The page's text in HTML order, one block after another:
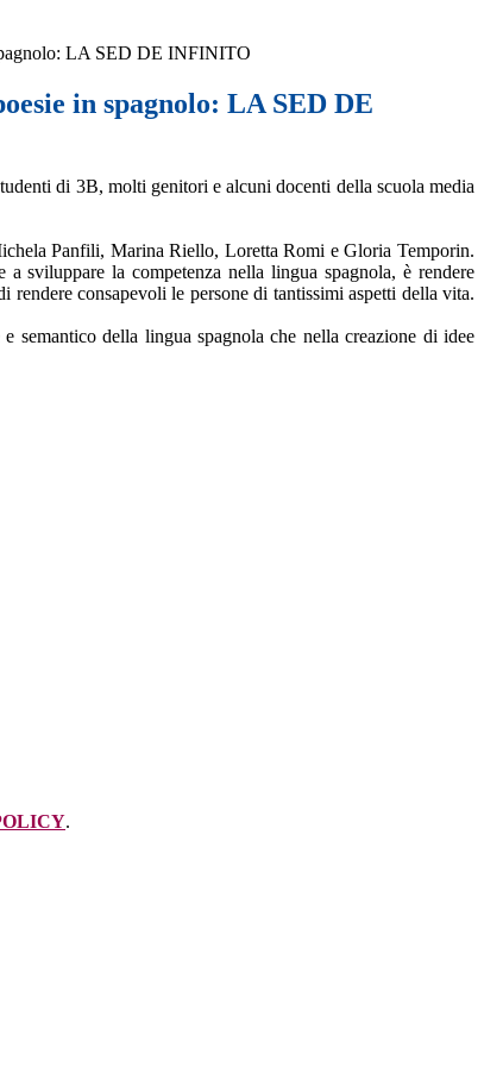
LA SED DE INFINITO
in spagnolo: LA SED DE
di 3B, molti genitori e alcuni docenti della scuola media
Panfili, Marina Riello, Loretta Romi e Gloria Temporin.
sviluppare la competenza nella lingua spagnola, è rendere
consapevoli le persone di tantissimi aspetti della vita.
della lingua spagnola che nella creazione di idee
.